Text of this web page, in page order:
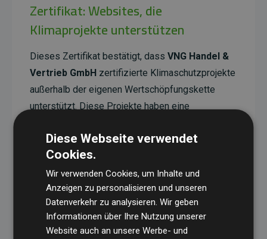
Zertifikat: Websites, die
Klimaprojekte unterstützen
Dieses Zertifikat bestätigt, dass VNG Handel &
Vertrieb GmbH zertifizierte Klimaschutzprojekte
außerhalb der eigenen Wertschöpfungskette
unterstützt. Diese Projekte haben eine
im Durchschnitt dem Doppelten der geschätzten
Emissionen der Website entspricht.
Alle unterstützten Projekte werden durch
Standardverifiziert und erfüllen höchste
Anforderungen an Qualität, tatsächliche
Klimawirkung und Transparenz. Weitere
Diese Webseite verwendet
Cookies.
Wir verwenden Cookies, um Inhalte und
Anzeigen zu personalisieren und unseren
Datenverkehr zu analysieren. Wir geben
Informationen über Ihre Nutzung unserer
Website auch an unsere Werbe- und